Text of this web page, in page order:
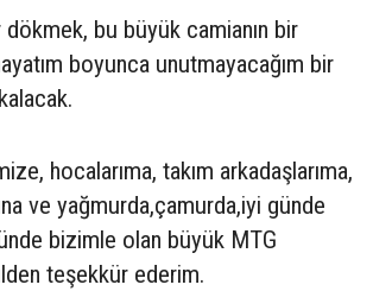
bu büyük camianın bir
boyunca unutmayacağım bir
hocalarıma, takım arkadaşlarıma,
ve yağmurda,çamurda,iyi günde
bizimle olan büyük MTG
teşekkür ederim.